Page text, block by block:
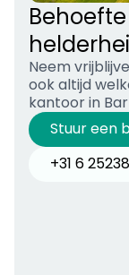
Neem
ook altijd
kantoor in
Stuur een
+31 6